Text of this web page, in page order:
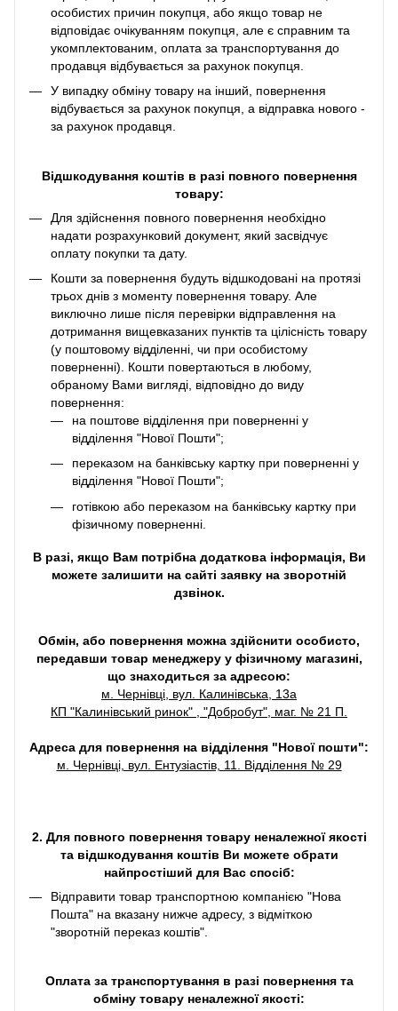
особистих причин покупця, або якщо товар не
відповідає очікуванням покупця, але є справним та
укомплектованим, оплата за транспортування до
продавця відбувається за рахунок покупця.
У випадку обміну товару на інший, повернення
відбувається за рахунок покупця, а відправка нового -
за рахунок продавця.
Відшкодування коштів в разі повного повернення
товару:
Для здійснення повного повернення необхідно
надати розрахунковий документ, який засвідчує
оплату покупки та дату.
Кошти за повернення будуть відшкодовані на протязі
трьох днів з моменту повернення товару. Але
виключно лише після перевірки відправлення на
дотримання вищевказаних пунктів та цілісність товару
(у поштовому відділенні, чи при особистому
поверненні). Кошти повертаються в любому,
обраному Вами вигляді, відповідно до виду
повернення:
на поштове відділення при поверненні у
відділення "Нової Пошти";
переказом на банківську картку при поверненні у
відділення "Нової Пошти";
готівкою або переказом на банківську картку при
фізичному поверненні.
В разі, якщо Вам потрібна додаткова інформація, Ви
можете залишити на сайті заявку на зворотній
дзвінок.
Обмін, або повернення можна здійснити особисто,
передавши товар менеджеру у фізичному магазині,
що знаходиться за адресою:
м. Чернівці, вул. Калинівська, 13а
КП "Калинівський ринок" , "Добробут", маг. № 21 П.
Адреса для повернення на відділення "Нової пошти":
м. Чернівці, вул. Ентузіастів, 11. Відділення № 29
2. Для повного повернення товару неналежної якості
та відшкодування коштів Ви можете обрати
найпростіший для Вас спосіб:
Відправити товар транспортною компанією "Нова
Пошта" на вказану нижче адресу, з відміткою
"зворотній переказ коштів".
Оплата за транспортування в разі повернення та
обміну товару неналежної якості: